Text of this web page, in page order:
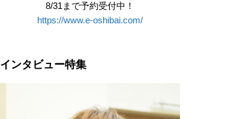
8/31まで予約受付中！
https://www.e-oshibai.com/
インタビュー特集